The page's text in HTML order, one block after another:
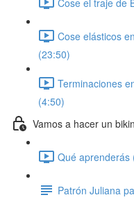
Cose elásticos
(23:50)
Terminaciones
(4:50)
Vamos a hacer un
Qué aprenderás
Patrón Juliana